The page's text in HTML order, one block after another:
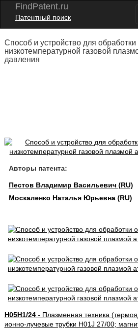
FindPatent.ru
Патентный поиск
Способ и устройство для
низкотемпературной газовой
давления
Авторы патента:
Пестов Владимир Васильевич (RU)
Москаленко Наталья Юрьевна (RU)
H05H1/24- Плазменная техника
ионно-лучевые трубки H01J 27/00;